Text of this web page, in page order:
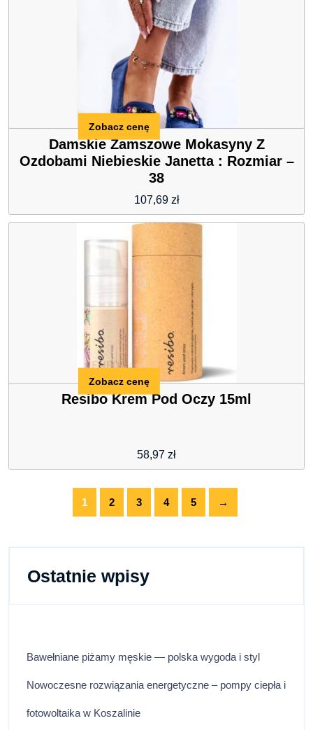
Damskie Zamszowe Mokasyny Z
Ozdobami Niebieskie Janetta : Rozmiar –
38
107,69 zł
Zobacz cenę
Resibo Krem Pod Oczy 15ml
58,97 zł
Zobacz cenę
1 2 3 4 5 →
Ostatnie wpisy
Bawełniane piżamy męskie — polska wygoda i styl
Nowoczesne rozwiązania energetyczne – pompy ciepła i
fotowoltaika w Koszalinie